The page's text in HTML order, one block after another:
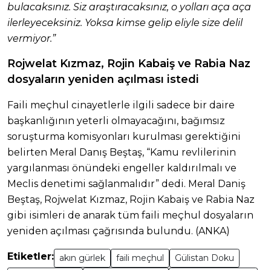
bulacaksınız. Siz araştıracaksınız, o yolları aça aça
ilerleyeceksiniz. Yoksa kimse gelip eliyle size delil
vermiyor.”
Rojwelat Kızmaz, Rojin Kabaiş ve Rabia Naz
dosyaların yeniden açılması istedi
Faili meçhul cinayetlerle ilgili sadece bir daire
başkanlığının yeterli olmayacağını, bağımsız
soruşturma komisyonları kurulması gerektiğini
belirten Meral Danış Beştaş, “Kamu revlilerinin
yargılanması önündeki engeller kaldırılmalı ve
Meclis denetimi sağlanmalıdır” dedi. Meral Daniş
Beştaş, Rojwelat Kızmaz, Rojin Kabaiş ve Rabia Naz
gibi isimleri de anarak tüm faili meçhul dosyaların
yeniden açılması çağrısında bulundu. (ANKA)
Etiketler: akın gürlek faili meçhul
Gülistan Doku